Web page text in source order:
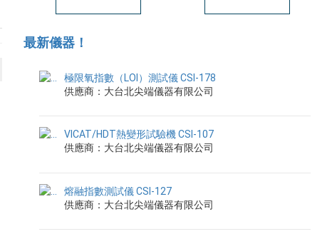
最新儀器！
極限氧指數（LOI）測試儀 CSI-178
供應商：大台北尖端儀器有限公司
VICAT/HDT熱變形試驗機 CSI-107
供應商：大台北尖端儀器有限公司
熔融指數測試儀 CSI-127
供應商：大台北尖端儀器有限公司